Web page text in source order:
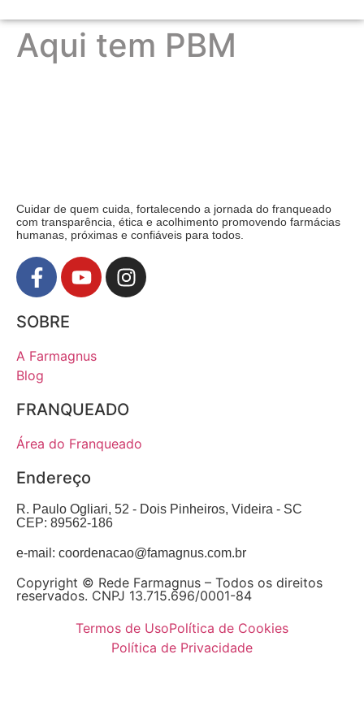
Aqui tem PBM
Cuidar de quem cuida, fortalecendo a jornada do franqueado
com transparência, ética e acolhimento promovendo farmácias
humanas, próximas e confiáveis para todos.
SOBRE
A Farmagnus
Blog
FRANQUEADO
Área do Franqueado
Endereço
R. Paulo Ogliari, 52 - Dois Pinheiros, Videira - SC
CEP: 89562-186
e-mail: coordenacao@famagnus.com.br
Copyright © Rede Farmagnus – Todos os direitos
reservados. CNPJ 13.715.696/0001-84
Termos de UsoPolítica de Cookies
Política de Privacidade